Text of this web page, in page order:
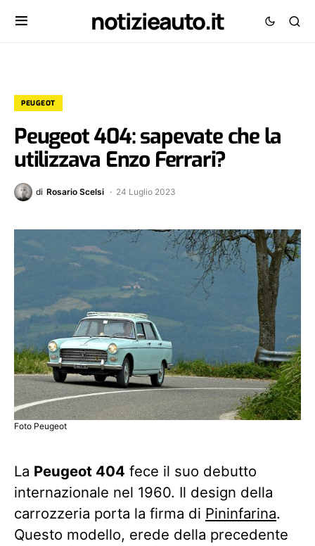
notizieauto.it
PEUGEOT
Peugeot 404: sapevate che la
utilizzava Enzo Ferrari?
di Rosario Scelsi 24 Luglio 2023
Foto Peugeot
La Peugeot 404 fece il suo debutto
internazionale nel 1960. Il design della
carrozzeria porta la firma di Pininfarina.
Questo modello, erede della precedente